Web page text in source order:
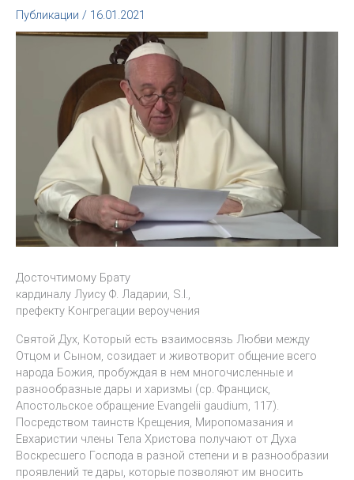
Публикации / 16.01.2021
Досточтимому Брату
кардиналу Луису Ф. Ладарии, S.I.,
префекту Конгрегации вероучения
Святой Дух, Который есть взаимосвязь Любви между
Отцом и Сыном, созидает и животворит общение всего
народа Божия, пробуждая в нем многочисленные и
разнообразные дары и харизмы (ср. Франциск,
Апостольское обращение Evangelii gaudium, 117).
Посредством таинств Крещения, Миропомазания и
Евхаристии члены Тела Христова получают от Духа
Воскресшего Господа в разной степени и в разнообразии
проявлений те дары, которые позволяют им вносить